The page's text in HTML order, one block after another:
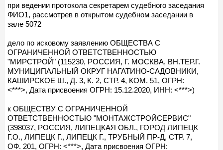
при ведении протокола секретарем судебного заседания
ФИО1, рассмотрев в открытом судебном заседании в
зале 5072
дело по исковому заявлению ОБЩЕСТВА С
ОГРАНИЧЕННОЙ ОТВЕТСТВЕННОСТЬЮ
"МИРСТРОЙ" (115230, РОССИЯ, Г. МОСКВА, ВН.ТЕР.Г.
МУНИЦИПАЛЬНЫЙ ОКРУГ НАГАТИНО-САДОВНИКИ,
КАШИРСКОЕ Ш., Д. 3, К. 2, СТР. 4, КОМ. 51, ОГРН:
<***>, Дата присвоения ОГРН: 15.12.2020, ИНН: <***>)
к ОБЩЕСТВУ С ОГРАНИЧЕННОЙ
ОТВЕТСТВЕННОСТЬЮ "МОНТАЖСТРОЙСЕРВИС"
(398037, РОССИЯ, ЛИПЕЦКАЯ ОБЛ., ГОРОД ЛИПЕЦК
Г.О., ЛИПЕЦК Г., ЛИПЕЦК Г., ТРУБНЫЙ ПР-Д, СТР. 7,
ОФ. 201, ОГРН: <***>, Дата присвоения ОГРН: